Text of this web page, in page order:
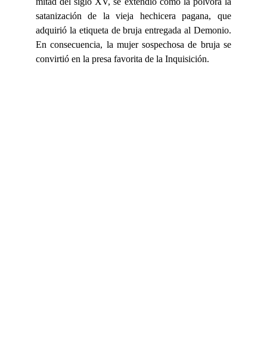
satanización de la vieja hechicera pagana, que
adquirió la etiqueta de bruja entregada al Demonio.
En consecuencia, la mujer sospechosa de bruja se
convirtió en la presa favorita de la Inquisición.